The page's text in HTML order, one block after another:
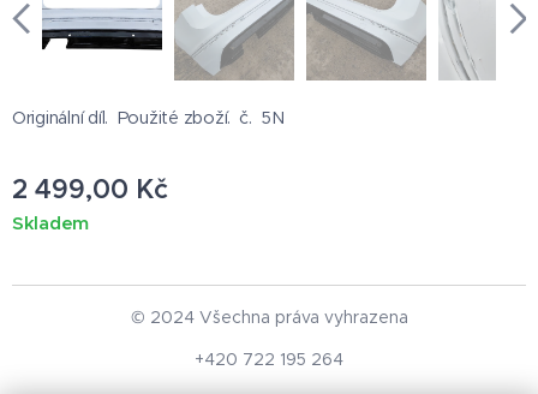
Originální díl. Použité zboží. č. 5N
2 499,00 Kč
Skladem
© 2024 Všechna práva vyhrazena
+420 722 195 264